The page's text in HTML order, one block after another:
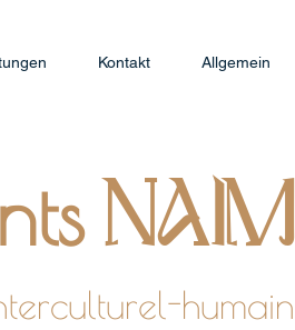
Kontakt Allgemein
NAIM
humain